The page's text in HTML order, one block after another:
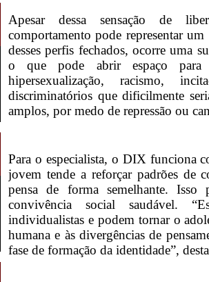
Apesar dessa sensação de
comportamento pode representar
desses perfis fechados, ocorre uma
o que pode abrir espaço para
hipersexualização, racismo,
discriminatórios que dificilmente
amplos, por medo de repressão ou
Para o especialista, o DIX funciona
jovem tende a reforçar padrões de
pensa de forma semelhante.
convivência social saudável.
individualistas e podem tornar o
humana e às divergências de
fase de formação da identidade”,